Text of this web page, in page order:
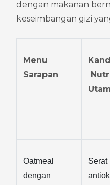
dengan makanan
keseimbangan gizi
Menu
Sarapan
Oatmeal
dengan
Serat